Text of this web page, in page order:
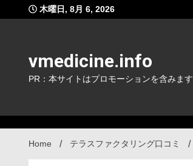
to
木曜日, 8月 6, 2026
vmedicine.info
PR：本サイトはプロモーションを含みます
Home テラスファクタリング口コミ